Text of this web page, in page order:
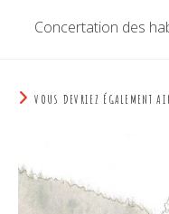
Concertation des
VOUS DEVRIEZ ÉGALEMENT